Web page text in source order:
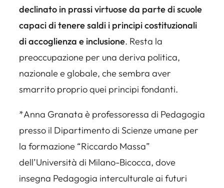
declinato in prassi virtuose da parte di scuole
capaci di tenere saldi i principi costituzionali
di accoglienza e inclusione. Resta la
preoccupazione per una deriva politica,
nazionale e globale, che sembra aver
smarrito proprio quei principi fondanti.
*Anna Granata è professoressa di Pedagogia
presso il Dipartimento di Scienze umane per
la formazione “Riccardo Massa”
dell’Università di Milano-Bicocca, dove
insegna Pedagogia interculturale ai futuri